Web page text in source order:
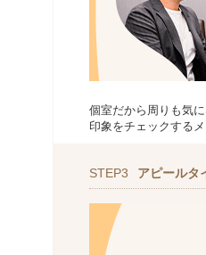
個室だから周りも気に
印象をチェックする
STEP3 アピールタ